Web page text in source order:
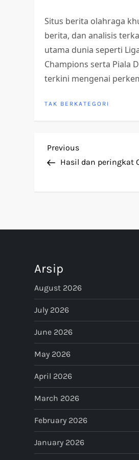
Situs berita olahraga
berita, dan analisis
utama dunia seperti
Champions serta Piala
terkini mengenai
TAK BERKATEGORI
P
t
a
v
i
g
a
t
i
o
Previous
Post
Previous
Hasil dan peringkat
Arsip
August 2026
July 2026
June 2026
May 2026
April 2026
March 2026
February 2026
January 2026